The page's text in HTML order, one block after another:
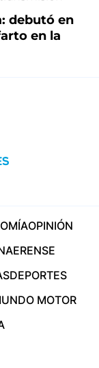
debutó en
en la
OPINIÓN
DEPORTES
MOTOR